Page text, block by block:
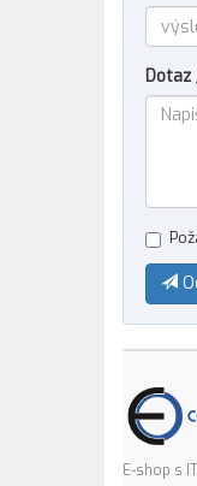
E-shop s